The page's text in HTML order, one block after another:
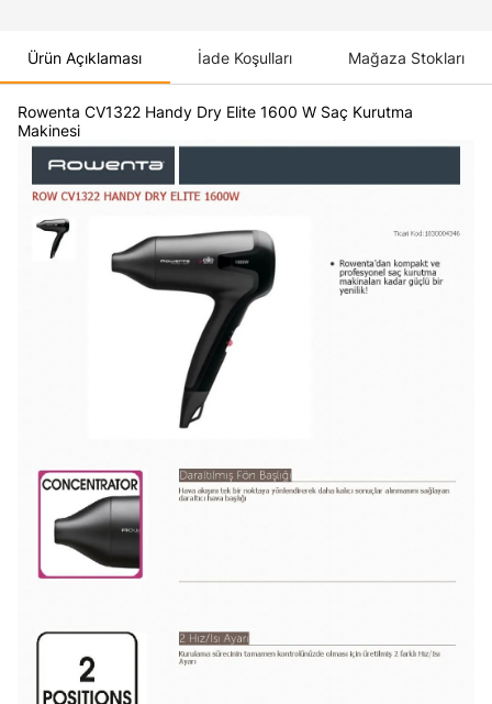
Ürün Açıklaması İade Koşulları Mağaza Stokları
Rowenta CV1322 Handy Dry Elite 1600 W Saç Kurutma
Makinesi